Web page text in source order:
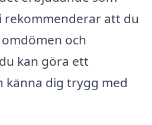
rekommenderar att du
och
kan göra ett
känna dig trygg med